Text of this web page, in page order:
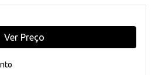
Ver Preço